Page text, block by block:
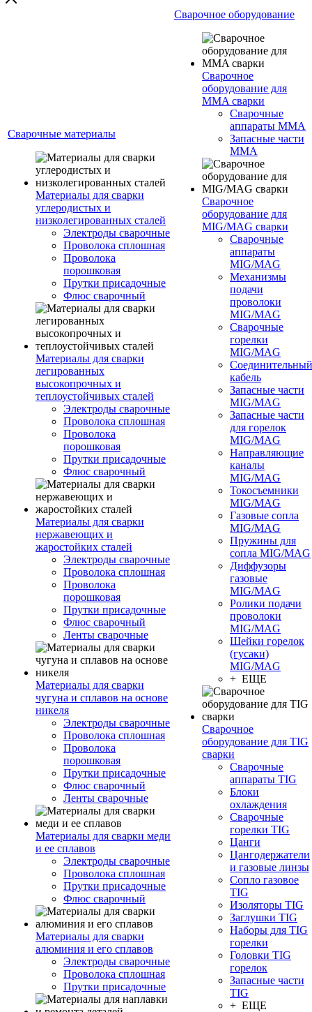
Сварочные материалы
Материалы для сварки
углеродистых и
низколегированных сталей
Электроды сварочные
Проволока сплошная
Проволока
порошковая
Прутки присадочные
Флюс сварочный
Материалы для сварки
легированных
высокопрочных и
теплоустойчивых сталей
Электроды сварочные
Проволока сплошная
Проволока
порошковая
Прутки присадочные
Флюс сварочный
Материалы для сварки
нержавеющих и
жаростойких сталей
Электроды сварочные
Проволока сплошная
Проволока
порошковая
Прутки присадочные
Флюс сварочный
Ленты сварочные
Материалы для сварки
чугуна и сплавов на основе
никеля
Электроды сварочные
Проволока сплошная
Проволока
порошковая
Прутки присадочные
Флюс сварочный
Ленты сварочные
Материалы для сварки меди
и ее сплавов
Электроды сварочные
Проволока сплошная
Прутки присадочные
Флюс сварочный
Материалы для сварки
алюминия и его сплавов
Электроды сварочные
Проволока сплошная
Прутки присадочные
Сварочное оборудование
Сварочное
оборудование для
MMA сварки
Сварочные
аппараты MMA
Запасные части
MMA
Сварочное
оборудование для
MIG/MAG сварки
Сварочные
аппараты
MIG/MAG
Механизмы
подачи
проволоки
MIG/MAG
Сварочные
горелки
MIG/MAG
Соединительный
кабель
Запасные части
MIG/MAG
Запасные части
для горелок
MIG/MAG
Направляющие
каналы
MIG/MAG
Токосъемники
MIG/MAG
Газовые сопла
MIG/MAG
Пружины для
сопла MIG/MAG
Диффузоры
газовые
MIG/MAG
Ролики подачи
проволоки
MIG/MAG
Шейки горелок
(гусаки)
MIG/MAG
+ ЕЩЕ
Сварочное
оборудование для TIG
сварки
Сварочные
аппараты TIG
Блоки
охлаждения
Сварочные
горелки TIG
Цанги
Цангодержатели
и газовые линзы
Сопло газовое
TIG
Изоляторы TIG
Заглушки TIG
Наборы для TIG
горелки
Головки TIG
горелок
Запасные части
TIG
+ ЕЩЕ